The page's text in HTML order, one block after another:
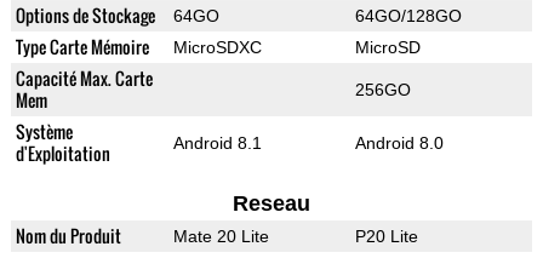
Options de Stockage 64GO 64GO/128GO
Type Carte Mémoire MicroSDXC MicroSD
Capacité Max. Carte
Mem
256GO
Système
d'Exploitation
Android 8.1 Android 8.0
Reseau
Nom du Produit Mate 20 Lite P20 Lite